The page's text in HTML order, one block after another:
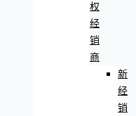
权
经
销
商
新
经
销